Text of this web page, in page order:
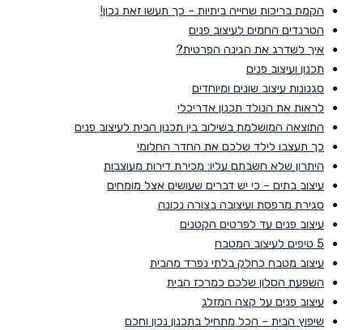
הקמת בריכות שחייה ביתיות – כך תעשו זאת נכון!
הטרנדים החמים לעיצוב פנים
איך לשדרג את הגינה הפרטית?
תכנון ועיצוב פנים
סגנונות עיצוב שונים ומיוחדים
לראות את הנולד תכנון אדריכלי
התוצאה המושלמת בשילוב בין תכנון הבית לעיצוב פנים
כך תעצבו לילד שלכם את החדר החלומי
היתרון שלא חשבתם עליו: מכירת דירות מעוצבות
עיצוב בתים – כי יש דברים שעושים אצל מומחים
סגירת מרפסת ועיצובה בצורה נכונה
עיצוב פנים עד לפרטים הקטנים
5 טיפים לעיצוב המטבח
עיצוב מטבח כחלק בלתי נפרד מהבית
השפעת הסלון שלכם כמרכז הבית
עיצוב פנים על קצה המזלג
שיפוץ הבית – הכל מתחיל בתכנון נכון וחכם